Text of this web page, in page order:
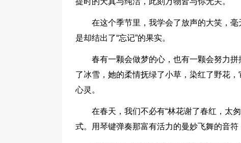
在这个季节里，我学会了放声的大笑，
是却结出了“忘记”的果实。
春有一颗会做梦的心，也有一颗会努力
了冰雪，她的柔情抚绿了小草，染红了野花
心灵。
在春天，我们不必有“林花谢了春红，太
式。用琴键弹奏那富有活力的曼妙飞舞的音符